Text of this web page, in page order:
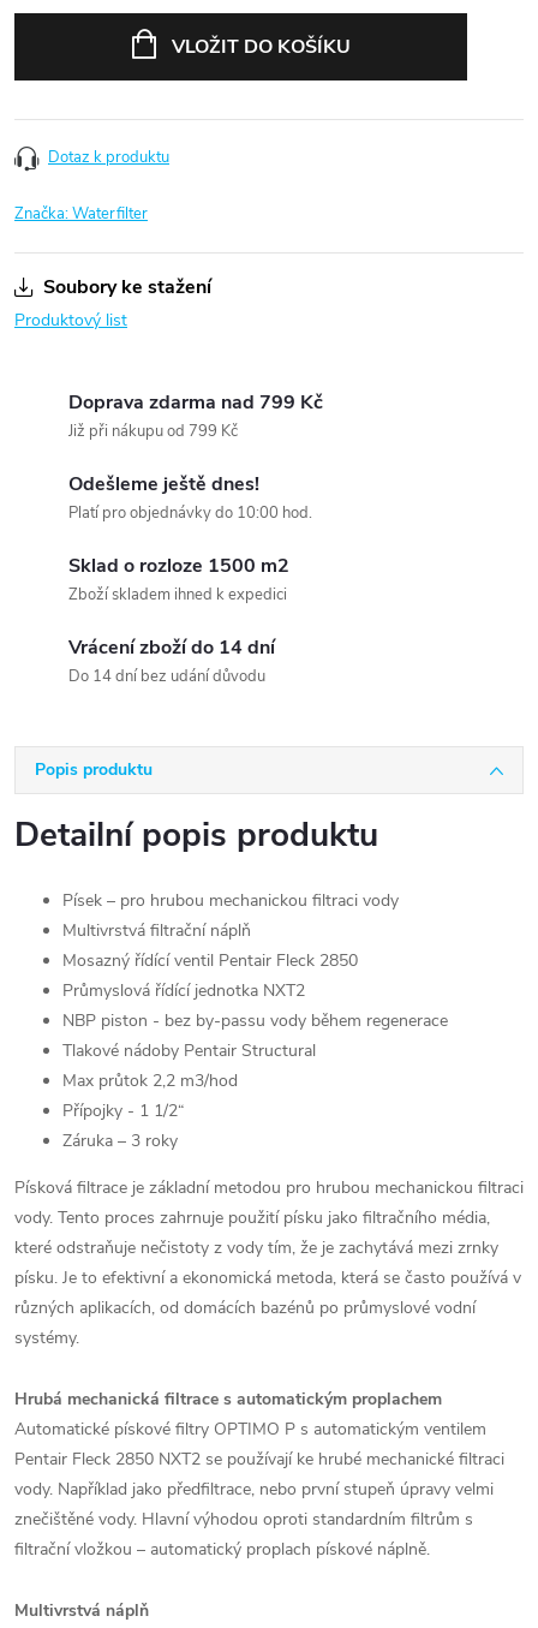
VLOŽIT DO KOŠÍKU
Dotaz k produktu
Značka:Waterfilter
Soubory ke stažení
Produktový list
Doprava zdarma nad 799 Kč
Již při nákupu od 799 Kč
Odešleme ještě dnes!
Platí pro objednávky do 10:00 hod.
Sklad o rozloze 1500 m2
Zboží skladem ihned k expedici
Vrácení zboží do 14 dní
Do 14 dní bez udání důvodu
Popis produktu
Detailní popis produktu
Písek – pro hrubou mechanickou filtraci vody
Multivrstvá filtrační náplň
Mosazný řídící ventil Pentair Fleck 2850
Průmyslová řídící jednotka NXT2
NBP piston - bez by-passu vody během regenerace
Tlakové nádoby Pentair Structural
Max průtok 2,2 m3/hod
Přípojky - 1 1/2“
Záruka – 3 roky
Písková filtrace je základní metodou pro hrubou mechanickou filtraci
vody. Tento proces zahrnuje použití písku jako filtračního média,
které odstraňuje nečistoty z vody tím, že je zachytává mezi zrnky
písku. Je to efektivní a ekonomická metoda, která se často používá v
různých aplikacích, od domácích bazénů po průmyslové vodní
systémy.
Hrubá mechanická filtrace s automatickým proplachem
Automatické pískové filtry OPTIMO P s automatickým ventilem
Pentair Fleck 2850 NXT2 se používají ke hrubé mechanické filtraci
vody. Například jako předfiltrace, nebo první stupeň úpravy velmi
znečištěné vody. Hlavní výhodou oproti standardním filtrům s
filtrační vložkou – automatický proplach pískové náplně.
Multivrstvá náplň